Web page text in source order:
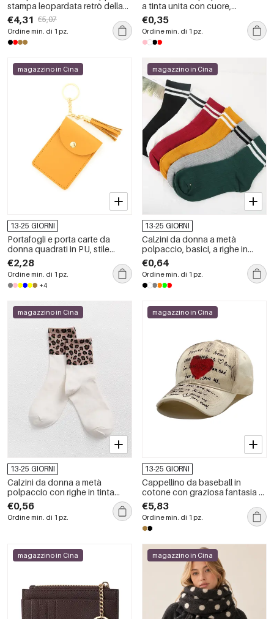
stampa leopardata retrò della
serie Simple
€4,31 €5,07
Ordine min. di 1 pz.
a tinta unita con cuore,
leggermente elasticizzati
€0,35
Ordine min. di 1 pz.
magazzino in Cina
13-25 GIORNI
Portafogli e porta carte da
donna quadrati in PU, stile
casual, con nappine, tinta unita.
€2,28
Ordine min. di 1 pz.
+4
magazzino in Cina
13-25 GIORNI
Calzini da donna a metà
polpaccio, basici, a righe in
tinta unita, leggermente
elasticizzati.
€0,64
Ordine min. di 1 pz.
magazzino in Cina
13-25 GIORNI
Calzini da donna a metà
polpaccio con righe in tinta
unita e stampa leopardata, stile
retrò.
€0,56
Ordine min. di 1 pz.
magazzino in Cina
13-25 GIORNI
Cappellino da baseball in
cotone con graziosa fantasia di
animali e cuori.
€5,83
Ordine min. di 1 pz.
magazzino in Cina magazzino in Cina